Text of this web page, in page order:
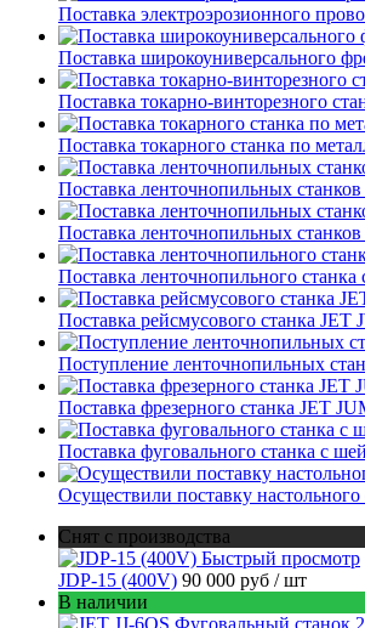
Поставка электроэрозионного
Поставка широкоуниверсального
Поставка токарно-винторезного
Поставка токарного станка по
Поставка ленточнопильных
Поставка ленточнопильных
Поставка ленточнопильного станка
Поставка рейсмусового станка JET
Поступление ленточнопильных
Поставка фрезерного станка JET
Поставка фуговального станка с
Осуществили поставку
Снят с производства
Быстрый просмотр
JDP-15 (400V) 90 000 руб / шт
В наличии